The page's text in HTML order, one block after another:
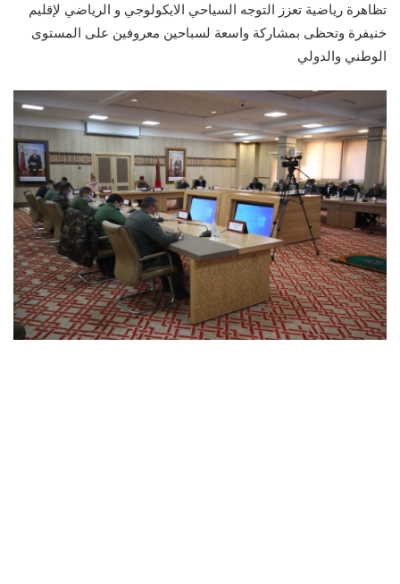
تظاهرة رياضية تعزز التوجه السياحي الايكولوجي و الرياضي لإقليم
خنيفرة وتحظى بمشاركة واسعة لسباحين معروفين على المستوى
الوطني والدولي